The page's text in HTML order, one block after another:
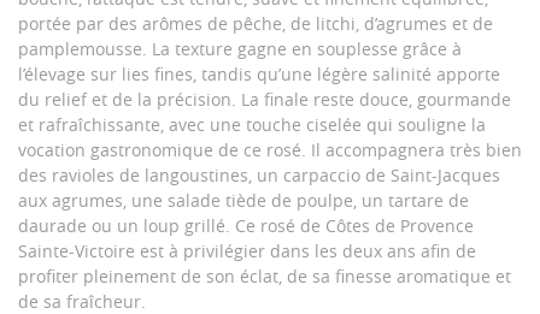
portée par des arômes de pêche, de litchi, d’agrumes et de
pamplemousse. La texture gagne en souplesse grâce à
l’élevage sur lies fines, tandis qu’une légère salinité apporte
du relief et de la précision. La finale reste douce, gourmande
et rafraîchissante, avec une touche ciselée qui souligne la
vocation gastronomique de ce rosé. Il accompagnera très bien
des ravioles de langoustines, un carpaccio de Saint-Jacques
aux agrumes, une salade tiède de poulpe, un tartare de
daurade ou un loup grillé. Ce rosé de Côtes de Provence
Sainte-Victoire est à privilégier dans les deux ans afin de
profiter pleinement de son éclat, de sa finesse aromatique et
de sa fraîcheur.